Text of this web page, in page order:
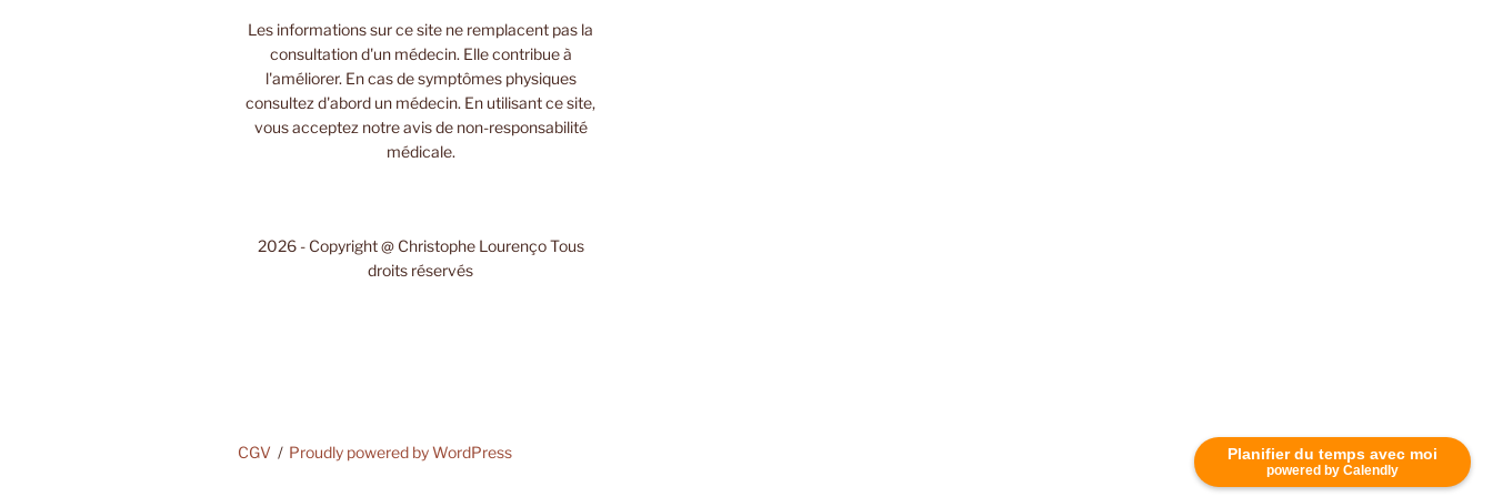
Planifier du temps avec moi
powered by Calendly
Les informations sur ce site ne remplacent pas la
consultation d'un médecin. Elle contribue à
l'améliorer. En cas de symptômes physiques
consultez d'abord un médecin. En utilisant ce site,
vous acceptez notre avis de non-responsabilité
médicale.
2026 - Copyright @ Christophe Lourenço Tous
droits réservés
CGV Proudly powered by WordPress